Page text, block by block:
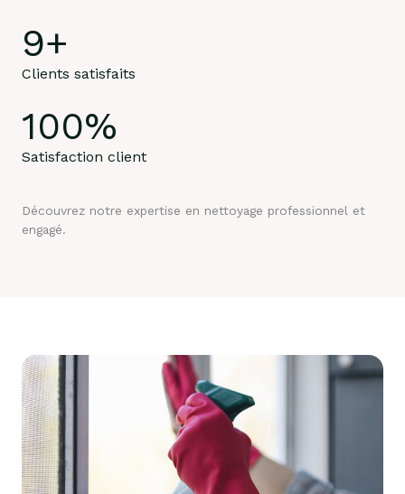
9+
Clients satisfaits
100%
Satisfaction client
Découvrez notre expertise en nettoyage professionnel et
engagé.